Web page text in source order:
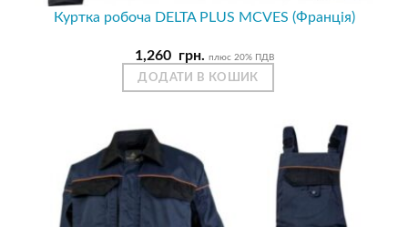
Куртка робоча DELTA PLUS MCVES (Франція)
1,260 грн. плюс 20% ПДВ
ДОДАТИ В КОШИК